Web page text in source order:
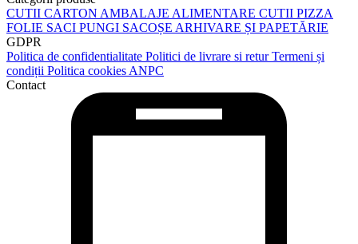
CUTII CARTON AMBALAJE ALIMENTARE CUTII PIZZA
FOLIE SACI PUNGI SACOȘE ARHIVARE ȘI PAPETĂRIE
GDPR
Politica de confidentialitate Politici de livrare si returTermeni și
condiții Politica cookies ANPC
Contact